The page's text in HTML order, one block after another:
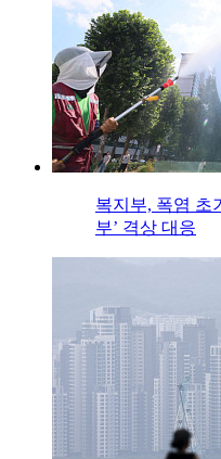
복지부, 폭염 초
부’ 격상 대응